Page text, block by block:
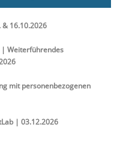
16.10.2026
| Weiterführendes
mit personenbezogenen
| 03.12.2026